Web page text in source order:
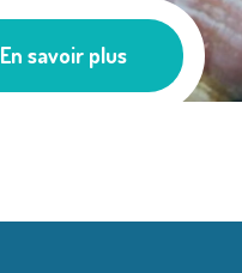
Pêche
En savoir plus